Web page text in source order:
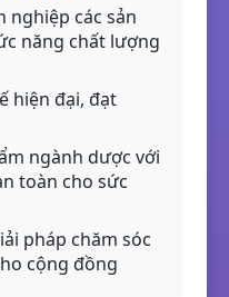
nghiệp các sản
năng chất lượng
hiện đại, đạt
ngành dược với
toàn cho sức
pháp chăm sóc
cộng đồng